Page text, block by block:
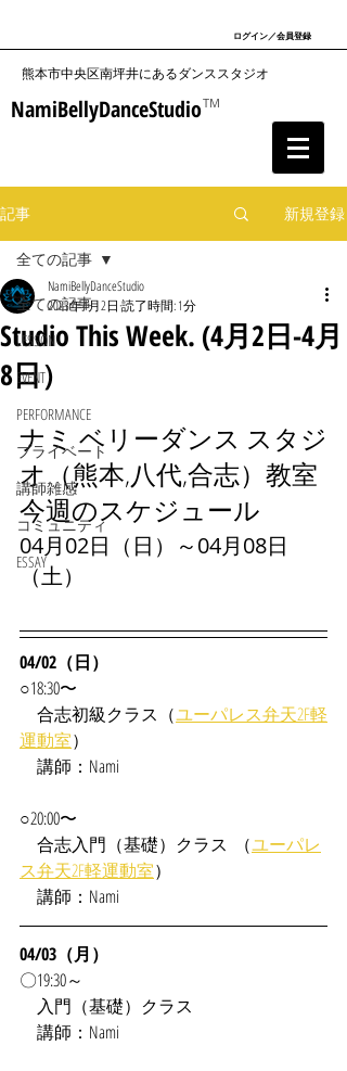
ログイン／会員登録
​熊本市中央区南坪井にあるダンススタジオ
NamiBellyDanceStudioTM
記事 新規登録
全ての記事
LESSON
EVENT
PERFORMANCE
プライベート
講師雑感
コミュニティ
ESSAY
全ての記事
Studio This Week. (4月2日-4月
8日）
NamiBellyDanceStudio
2023年4月2日 読了時間: 1分
ナミ ベリーダンス スタジ
オ（熊本,八代,合志）教室
今週のスケジュール
04月02日（日）～04月08日
（土）
04/02（日）
○18:30〜
合志初級クラス（ユーパレス弁天2F軽
運動室）
講師：Nami
○20:00〜
合志入門（基礎）クラス  （ユーパレ
ス弁天2F軽運動室）
講師：Nami
04/03（月）
〇19:30～
入門（基礎）クラス
講師：Nami